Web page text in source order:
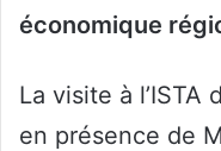
économique
La visite à l’ISTA
en présence de